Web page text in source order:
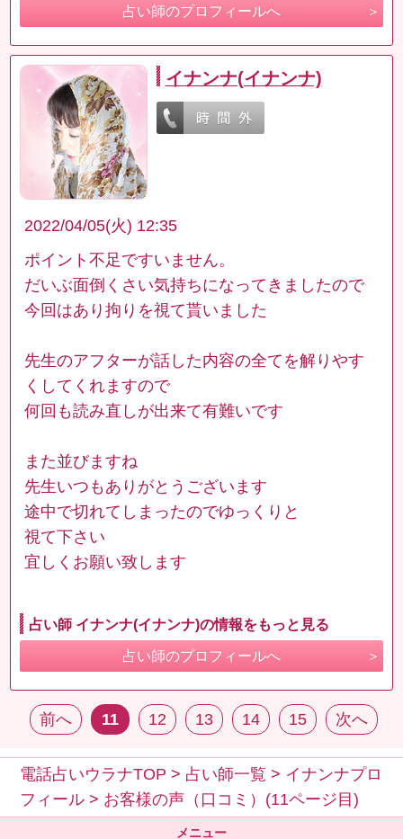
占い師のプロフィールへ
イナンナ(イナンナ)
2022/04/05(火) 12:35
ポイント不足ですいません。
だいぶ面倒くさい気持ちになってきましたので
今回はあり拘りを視て貰いました
先生のアフターが話した内容の全てを解りやす
くしてくれますので
何回も読み直しが出来て有難いです
また並びますね
先生いつもありがとうございます
途中で切れてしまったのでゆっくりと
視て下さい
宜しくお願い致します
占い師 イナンナ(イナンナ)の情報をもっと見る
占い師のプロフィールへ
前へ 11 12 13 14 15 次へ
電話占いウラナTOP > 占い師一覧 > イナンナプロ
フィール > お客様の声（口コミ）(11ページ目)
メニュー